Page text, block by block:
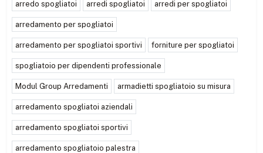
arredo spogliatoi arredi spogliatoi arredi per spogliatoi
arredamento per spogliatoi
arredamento per spogliatoi sportivi forniture per spogliatoi
spogliatoio per dipendenti professionale
Modul Group Arredamenti armadietti spogliatoio su misura
arredamento spogliatoi aziendali
arredamento spogliatoi sportivi
arredamento spogliatoio palestra